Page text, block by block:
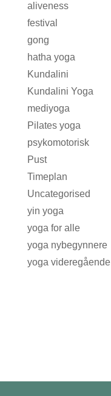
aliveness
festival
gong
hatha yoga
Kundalini
Kundalini Yoga
mediyoga
Pilates yoga
psykomotorisk
Pust
Timeplan
Uncategorised
yin yoga
yoga for alle
yoga nybegynnere
yoga videregående